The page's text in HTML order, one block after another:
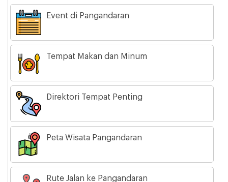
Event di Pangandaran
Tempat Makan dan Minum
Direktori Tempat Penting
Peta Wisata Pangandaran
Rute Jalan ke Pangandaran